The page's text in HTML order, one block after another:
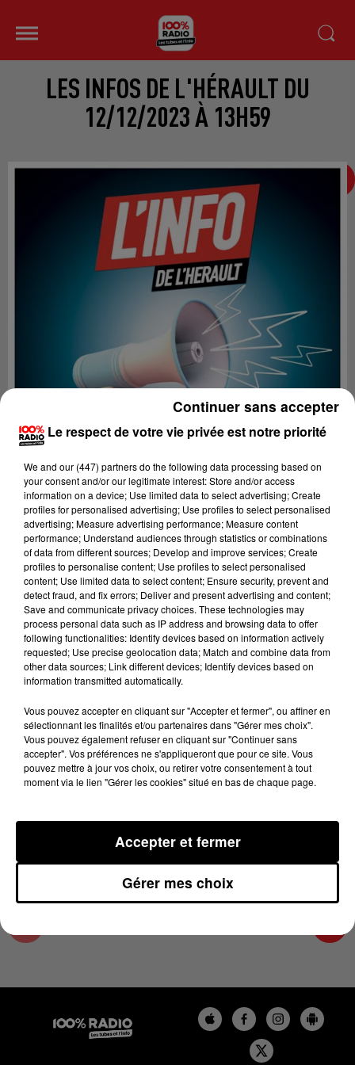
LES INFOS DE L'HÉRAULT DU
12/12/2023 À 13H59
Lecture (2 min 22 sec)
100%
100% Radio les infos de l'Hérault
12 décembre 2023 - 2 min 22 sec
LES INFOS DE L'HÉRAULT DU 12/12/2023 À
13H59
Podcasts infos de l'Hérault
Le respect de votre vie privée est notre priorité
We and our (447) partnersdo the following data processing based on
your consent and/or our legitimate interest: Store and/or access
information on a device; Use limited data to select advertising; Create
profiles for personalised advertising; Use profiles to select personalised
advertising; Measure advertising performance; Measure content
performance; Understand audiences through statistics or combinations
of data from different sources; Develop and improve services; Create
profiles to personalise content; Use profiles to select personalised
content; Use limited data to select content; Ensure security, prevent and
detect fraud, and fix errors; Deliver and present advertising and content;
Save and communicate privacy choices. These technologies may
process personal data such as IP address and browsing data to offer
following functionalities: Identify devices based on information actively
requested; Use precise geolocation data; Match and combine data from
other data sources; Link different devices; Identify devices based on
information transmitted automatically.
Vous pouvez accepter en cliquant sur "Accepter et fermer", ou affiner en
sélectionnant les finalités et/ou partenaires dans "Gérer mes choix".
Vous pouvez également refuser en cliquant sur "Continuer sans
accepter". Vos préférences ne s'appliqueront que pour ce site. Vous
pouvez mettre à jour vos choix, ou retirer votre consentement à tout
moment via le lien "Gérer les cookies" situé en bas de chaque page.
Gérer mes choix
Accepter et fermer
Continuer sans accepter